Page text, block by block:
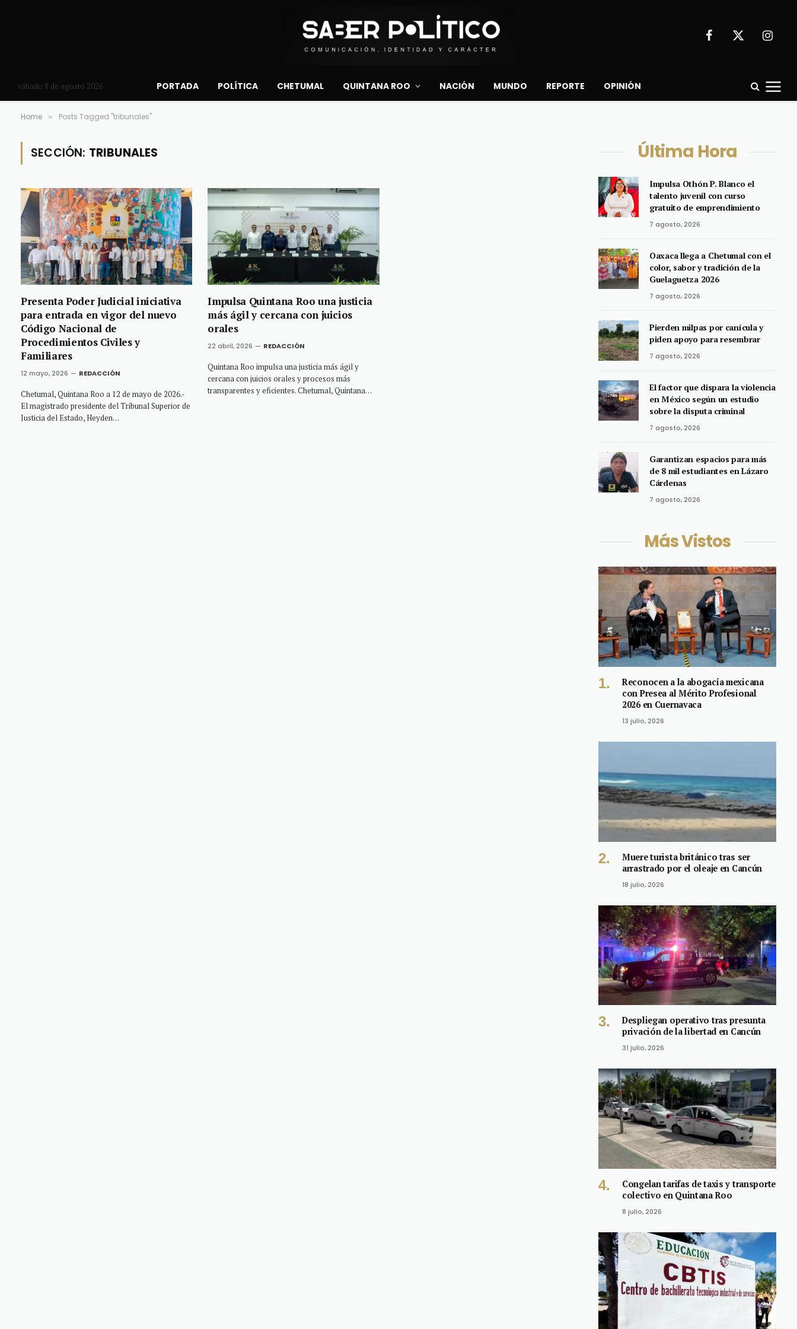
Facebook
X
sábado 8 de agosto 2026 PORTADA POLÍTICA CHETUMAL QUINTANA ROO NACIÓN MUNDO REPORTE OPINIÓN
Home » Posts Tagged "tribunales"
SECCIÓN: TRIBUNALES
Presenta Poder Judicial iniciativa
para entrada en vigor del nuevo
Código Nacional de
Procedimientos Civiles y
Familiares
12 mayo, 2026 REDACCIÓN
Chetumal, Quintana Roo a 12 de mayo de 2026.-
El magistrado presidente del Tribunal Superior de
Justicia del Estado, Heyden…
Impulsa Quintana Roo una justicia
más ágil y cercana con juicios
orales
22 abril, 2026 REDACCIÓN
Quintana Roo impulsa una justicia más ágil y
cercana con juicios orales y procesos más
transparentes y eficientes. Chetumal, Quintana…
Última Hora
Impulsa Othón P. Blanco el
talento juvenil con curso
gratuito de emprendimiento
7 agosto, 2026
Oaxaca llega a Chetumal con el
color, sabor y tradición de la
Guelaguetza 2026
7 agosto, 2026
Pierden milpas por canícula y
piden apoyo para resembrar
7 agosto, 2026
El factor que dispara la violencia
en México según un estudio
sobre la disputa criminal
7 agosto, 2026
Garantizan espacios para más
de 8 mil estudiantes en Lázaro
Cárdenas
7 agosto, 2026
Más Vistos
Reconocen a la abogacía mexicana
con Presea al Mérito Profesional
2026 en Cuernavaca
13 julio, 2026
Muere turista británico tras ser
arrastrado por el oleaje en Cancún
18 julio, 2026
Despliegan operativo tras presunta
privación de la libertad en Cancún
31 julio, 2026
Congelan tarifas de taxis y transporte
colectivo en Quintana Roo
8 julio, 2026